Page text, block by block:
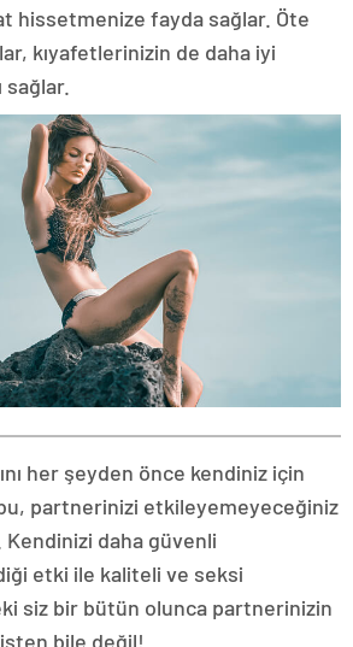
hissetmenize fayda sağlar. Öte
kıyafetlerinizin de daha iyi
sağlar.
her şeyden önce kendiniz için
bu, partnerinizi etkileyemeyeceğiniz
Kendinizi daha güvenli
etki ile kaliteli ve seksi
siz bir bütün olunca partnerinizin
işten bile değil!